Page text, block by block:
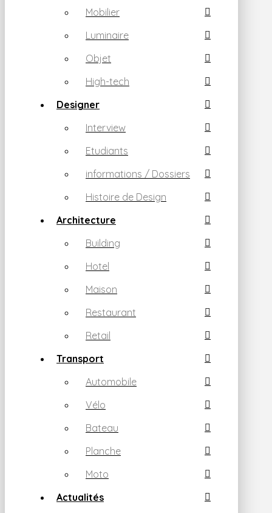
Mobilier
Luminaire
Objet
High-tech
Designer
Interview
Etudiants
informations / Dossiers
Histoire de Design
Architecture
Building
Hotel
Maison
Restaurant
Retail
Transport
Automobile
Vélo
Bateau
Planche
Moto
Actualités